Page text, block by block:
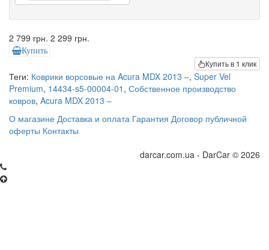
2 799 грн. 2 299 грн.
Купить
Купить в 1 клик
Теги: Коврики ворсовые на Acura MDX 2013 –, Super Vel
Premium, 14434-s5-00004-01 , Собственное производство
ковров, Acura MDX 2013 –
О магазине Доставка и оплата Гарантия Договор публичной
оферты Контакты
darcar.com.ua - DarCar © 2026